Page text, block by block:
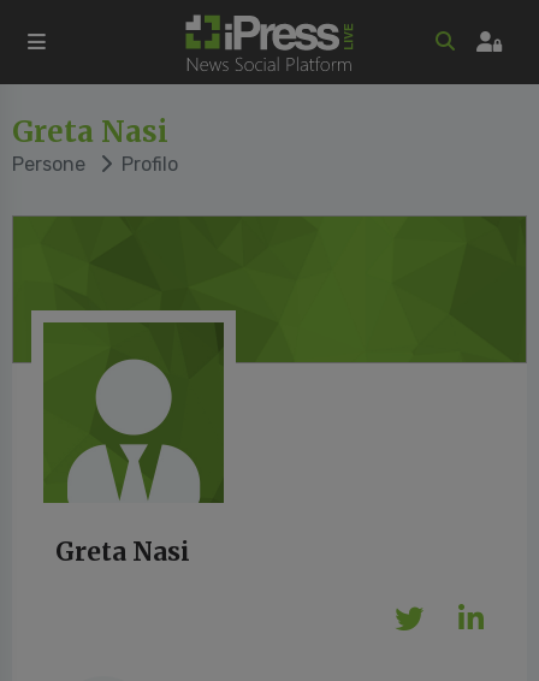
Greta Nasi
Persone Profilo
Greta Nasi